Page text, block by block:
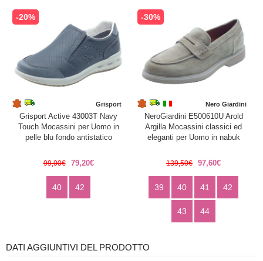
-20%
Grisport
Grisport Active 43003T Navy
Touch Mocassini per Uomo in
pelle blu fondo antistatico
99,00€ 79,20€
40 42
-30%
Nero Giardini
NeroGiardini E500610U Arold
Argilla Mocassini classici ed
eleganti per Uomo in nabuk
139,50€ 97,60€
39 40 41 42
43 44
DATI AGGIUNTIVI DEL PRODOTTO